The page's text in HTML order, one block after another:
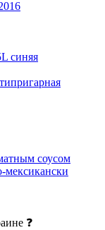
синяя
соусом
❓